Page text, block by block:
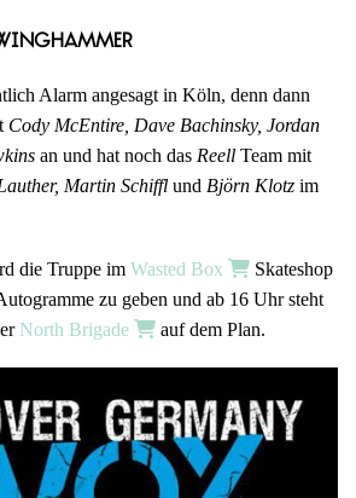
Alarm angesagt in Köln, denn dann
Cody McEntire, Dave Bachinsky, Jordan
an und hat noch das Reell Team mit
Martin Schiffl und Björn Klotz im
die Truppe im Wasted Box
Skateshop
zu geben und ab 16 Uhr steht
North Brigade auf dem Plan.